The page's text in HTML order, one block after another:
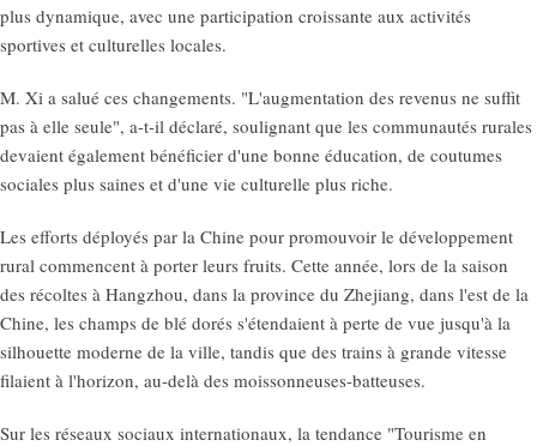
plus dynamique, avec une participation croissante aux activités
sportives et culturelles locales.
M. Xi a salué ces changements. "L'augmentation des revenus ne suffit
pas à elle seule", a-t-il déclaré, soulignant que les communautés rurales
devaient également bénéficier d'une bonne éducation, de coutumes
sociales plus saines et d'une vie culturelle plus riche.
Les efforts déployés par la Chine pour promouvoir le développement
rural commencent à porter leurs fruits. Cette année, lors de la saison
des récoltes à Hangzhou, dans la province du Zhejiang, dans l'est de la
Chine, les champs de blé dorés s'étendaient à perte de vue jusqu'à la
silhouette moderne de la ville, tandis que des trains à grande vitesse
filaient à l'horizon, au-delà des moissonneuses-batteuses.
Sur les réseaux sociaux internationaux, la tendance "Tourisme en